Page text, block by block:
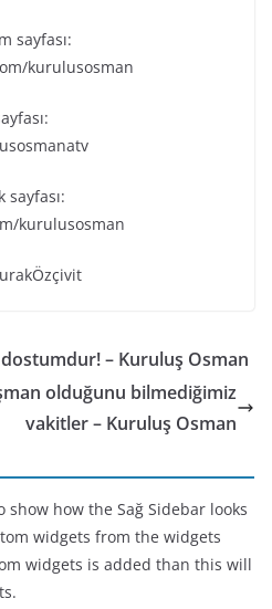
sayfası:
kurulusosman
sayfası:
kurulusosman
dostumdur! – Kuruluş Osman
olduğunu bilmediğimiz
vakitler – Kuruluş Osman
how the Sağ Sidebar looks
widgets from the widgets
widgets is added than this will